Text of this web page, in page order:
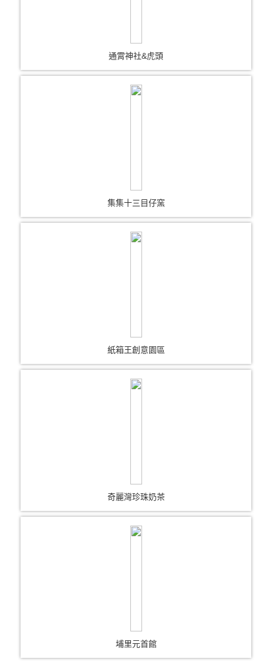
通霄神社&虎頭
集集十三目仔窯
紙箱王創意園區
奇麗灣珍珠奶茶
埔里元首館